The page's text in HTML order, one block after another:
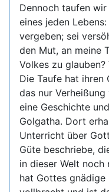
Dennoch taufen
eines jeden
vergeben; sei
den Mut, an meine
Volkes zu
Die Taufe hat ihren
das nur
eine Geschichte
Golgatha. Dort
Unterricht über
Güte beschriebe,
in dieser Welt
hat Gottes